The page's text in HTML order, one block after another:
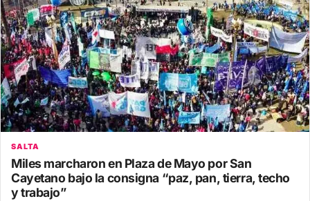
SALTA
Miles marcharon en Plaza de Mayo por San
Cayetano bajo la consigna “paz, pan, tierra, techo
y trabajo”